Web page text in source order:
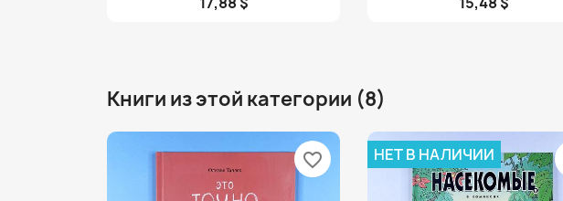
Книги из этой категории (8)
favorite_border НЕТ В НАЛИЧИИ